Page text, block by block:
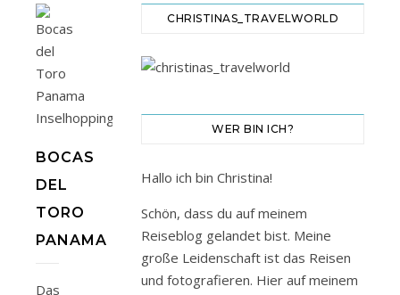
BOCAS
DEL
TORO
PANAMA
Das
CHRISTINAS_TRAVELWORLD
WER BIN ICH?
Hallo ich bin Christina!
Schön, dass du auf meinem
Reiseblog gelandet bist. Meine
große Leidenschaft ist das Reisen
und fotografieren. Hier auf meinem